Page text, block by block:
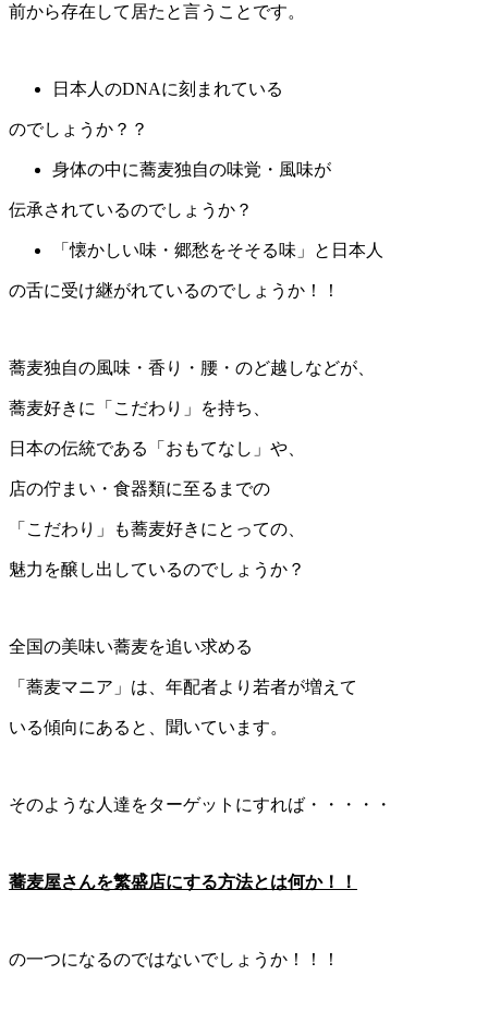
前から存在して居たと言うことです。
日本人のDNAに刻まれている
のでしょうか？？
身体の中に蕎麦独自の味覚・風味が
伝承されているのでしょうか？
「懐かしい味・郷愁をそそる味」と日本人
の舌に受け継がれているのでしょうか！！
蕎麦独自の風味・香り・腰・のど越しなどが、
蕎麦好きに「こだわり」を持ち、
日本の伝統である「おもてなし」や、
店の佇まい・食器類に至るまでの
「こだわり」も蕎麦好きにとっての、
魅力を醸し出しているのでしょうか？
全国の美味い蕎麦を追い求める
「蕎麦マニア」は、年配者より若者が増えて
いる傾向にあると、聞いています。
そのような人達をターゲットにすれば・・・・・
蕎麦屋さんを繁盛店にする方法とは何か！！
の一つになるのではないでしょうか！！！